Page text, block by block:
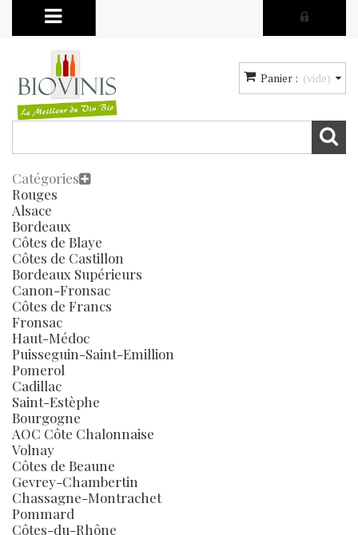
Catégories
Rouges
Alsace
Bordeaux
Côtes de Blaye
Côtes de Castillon
Bordeaux Supérieurs
Canon-Fronsac
Côtes de Francs
Fronsac
Haut-Médoc
Puisseguin-Saint-Emillion
Pomerol
Cadillac
Saint-Estèphe
Bourgogne
AOC Côte Chalonnaise
Volnay
Côtes de Beaune
Gevrey-Chambertin
Chassagne-Montrachet
Pommard
Côtes-du-Rhône
Panier : (vide)